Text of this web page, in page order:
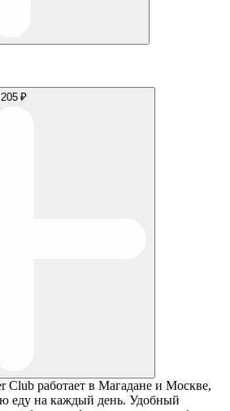
205 ₽
Club работает в Магадане и Москве,
еду на каждый день. Удобный